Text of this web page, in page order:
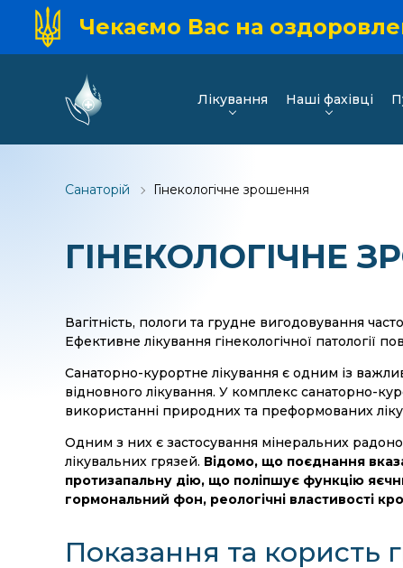
Чекаємо Вас на
Лікування Наші фахівці
Санаторій Гінекологічне зрошення
ГІНЕКОЛОГІЧНЕ
Вагітність, пологи та грудне вигодовування
Ефективне лікування гінекологічної патології
Санаторно-курортне лікування є одним із
відновного лікування. У комплекс санаторно-
використанні природних та преформованих
Одним з них є застосування мінеральних
лікувальних грязей. Відомо, що поєднання
протизапальну дію, що поліпшує функцію
гормональний фон, реологічні властивості
Показання та користь